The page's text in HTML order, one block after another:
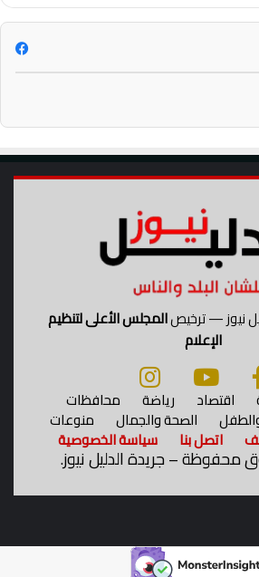
نيوز — ترخيصالمجلس الأعلى لتنظيم
الإعلام
اقتصاد رياضة محافظات
الصحة والجمال منوعات
اتصل بنا سياسة الخصوصية
محفوظة – جريدة الدليل نيوز.